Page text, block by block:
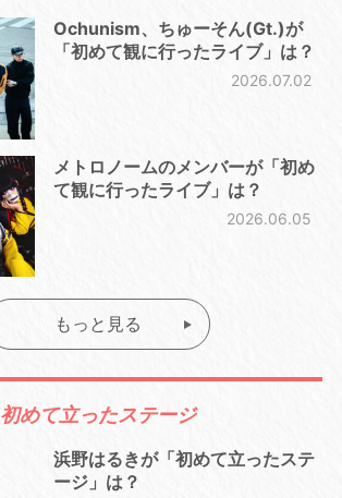
Ochunism、ちゅーそん(Gt.)が
「初めて観に行ったライブ」は？
2026.07.02
メトロノームのメンバーが「初め
て観に行ったライブ」は？
2026.06.05
もっと見る
初めて立ったステージ
浜野はるきが「初めて立ったステ
ージ」は？